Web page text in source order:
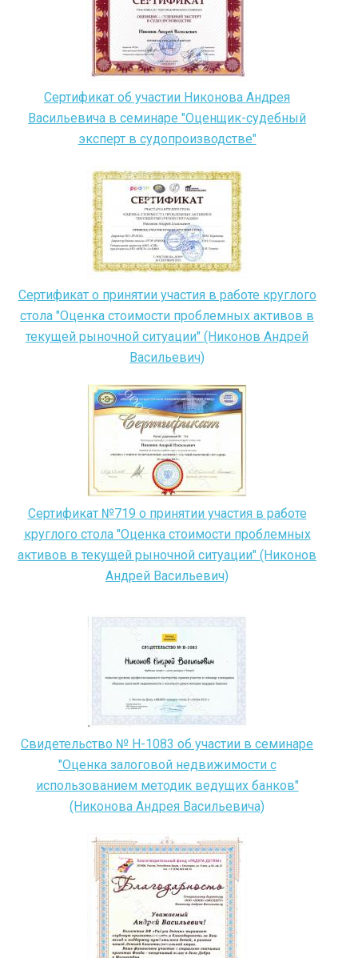
Сертификат об участии Никонова Андрея
Васильевича в семинаре "Оценщик-судебный
эксперт в судопроизводстве"
Сертификат о принятии участия в работе круглого
стола "Оценка стоимости проблемных активов в
текущей рыночной ситуации" (Никонов Андрей
Васильевич)
Сертификат №719 о принятии участия в работе
круглого стола "Оценка стоимости проблемных
активов в текущей рыночной ситуации" (Никонов
Андрей Васильевич)
Свидетельство № H-1083 об участии в семинаре
"Оценка залоговой недвижимости с
использованием методик ведущих банков"
(Никонова Андрея Васильевича)